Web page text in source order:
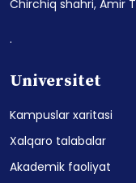
Chirchiq shahri, Amir
.
Universitet
Kampuslar xaritasi
Xalqaro talabalar
Akademik faoliyat